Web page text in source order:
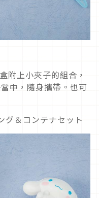
附上小夾子的組合，
中，隨身攜帶。也可
＆コンテナセット